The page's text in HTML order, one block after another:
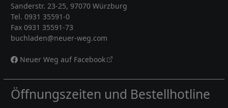
Sanderstr. 23-25, 97070 Würzburg
Tel. 0931 35591-0
Fax 0931 35591-73
buchladen@neuer-weg.com
Neuer Weg auf Facebook
Öffnungszeiten und Bestellhotline